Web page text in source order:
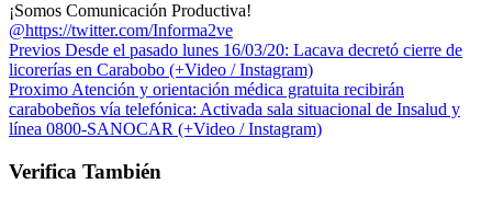
¡Somos Comunicación Productiva!
@https://twitter.com/Informa2ve
Previos Desde el pasado lunes 16/03/20: Lacava decretó cierre de
licorerías en Carabobo (+Video / Instagram)
Proximo Atención y orientación médica gratuita recibirán
carabobeños vía telefónica: Activada sala situacional de Insalud y
línea 0800-SANOCAR (+Video / Instagram)
Verifica También